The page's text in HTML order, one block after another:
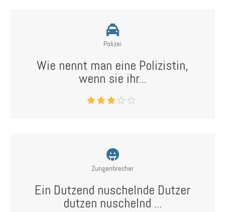
Polizei
Wie nennt man eine Polizistin,
wenn sie ihr...
Zungenbrecher
Ein Dutzend nuschelnde Dutzer
dutzen nuschelnd ...